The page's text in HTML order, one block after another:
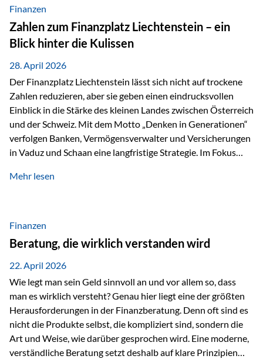
Wirtschaftswachstum, verändern die Spielregeln für
Investoren. Produktivität adressiert genau diese
Herausforderungen, da wirtschaftliches Wachstum
langfristig durch Produktivitätssteigerung entsteht, also
durch die Fähigkeit von Unternehmen, mehr…
Finanzen
Zahlen zum Finanzplatz Liechtenstein – ein
Blick hinter die Kulissen
28. April 2026
Der Finanzplatz Liechtenstein lässt sich nicht auf trockene
Zahlen reduzieren, aber sie geben einen eindrucksvollen
Einblick in die Stärke des kleinen Landes zwischen Österreich
und der Schweiz. Mit dem Motto „Denken in Generationen“
verfolgen Banken, Vermögensverwalter und Versicherungen
in Vaduz und Schaan eine langfristige Strategie. Im Fokus
Marktzugang Liechtenstein hat sich in den letzten Jahren zu
verfügbaren Kennzahlen (Stand Ende 2024, veröffentlicht
2025/2026)…
Mehr lesen
Finanzen
Beratung, die wirklich verstanden wird
22. April 2026
Wie legt man sein Geld sinnvoll an und vor allem so, dass
man es wirklich versteht? Genau hier liegt eine der größten
Herausforderungen in der Finanzberatung. Denn oft sind es
nicht die Produkte selbst, die kompliziert sind, sondern die
Art und Weise, wie darüber gesprochen wird. Eine moderne,
verständliche Beratung setzt deshalb auf klare Prinzipien